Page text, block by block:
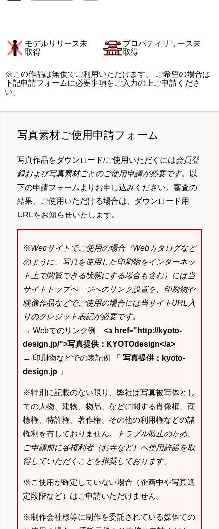
モデルリリース未
取得
プロパティリリース未
取得
※この作品は無償でご利用いただけます。 ご希望の場合は
下記申請フォームに必要事項をご入力の上ご申請くださ
い。
写真素材ご使用申請フォーム
写真作品をダウンロード/ご使用いただくには会員登
録および写真素材ごとのご使用申請が必要です。以
下の申請フォームよりお申し込みください。審査の
結果、ご使用いただける場合は、ダウンロード用
URLをお知らせいたします。
※Webサイトでご使用の場合（Webカタログなど
のように、写真を使用した印刷物をインターネッ
ト上で閲覧できる状態にする場合も含む）には当
サイトトップページへのリンク設置を、印刷物や
映像作品などでご使用の場合には当サイトURL入
りのクレジット表記が必要です。
→ Webでのリンク例 <a href="http://kyoto-
design.jp/">写真提供：KYOTOdesign</a>
→ 印刷物などでの表記例 「 写真提供：kyoto-
design.jp 」
※特別に記載のない限り、弊社は写真被写体とし
ての人物、建物、物品、などに関する肖像権、商
標権、特許権、著作権、その他の利用権などの諸
権利を有しておりません。
トラブル防止のため、
ご申請前に各権利者（お寺など）へ使用許諾を取
得していただくことを推奨しております。
※ご使用が確定していない場合（企画中や写真選
定段階など）はご申請いただけません。
※制作会社様等に制作を委託されている媒体での